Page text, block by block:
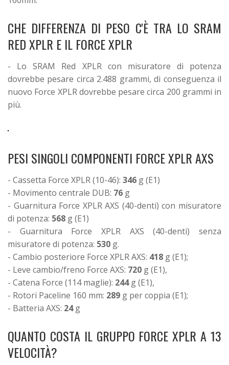
CHE DIFFERENZA DI PESO C'È TRA LO SRAM
RED XPLR E IL FORCE XPLR
- Lo SRAM Red XPLR con misuratore di potenza
dovrebbe pesare circa 2.488 grammi, di conseguenza il
nuovo Force XPLR dovrebbe pesare circa 200 grammi in
più.
PESI SINGOLI COMPONENTI FORCE XPLR AXS
- Cassetta Force XPLR (10-46): 346 g (E1)
- Movimento centrale DUB: 76 g
- Guarnitura Force XPLR AXS (40-denti) con misuratore
di potenza: 568 g (E1)
- Guarnitura Force XPLR AXS (40-denti) senza
misuratore di potenza: 530 g.
- Cambio posteriore Force XPLR AXS: 418 g (E1);
- Leve cambio/freno Force AXS: 720 g (E1),
- Catena Force (114 maglie): 244g (E1),
- Rotori Paceline 160 mm: 289 g per coppia (E1);
- Batteria AXS: 24g
QUANTO COSTA IL GRUPPO FORCE XPLR A 13
VELOCITÀ?